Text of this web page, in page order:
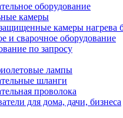
оборудование
камеры
камеры нагрева
и сварочное оборудование
по запросу
лампы
шланги
проволока
для дома, дачи, бизнеса